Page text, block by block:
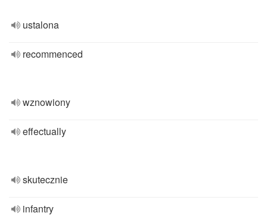
ustalona
recommenced
wznowiony
effectually
skutecznie
infantry